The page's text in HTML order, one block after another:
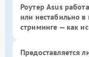
Роутер Asus
или нестабильно в
стриминге — как
Предоставляется